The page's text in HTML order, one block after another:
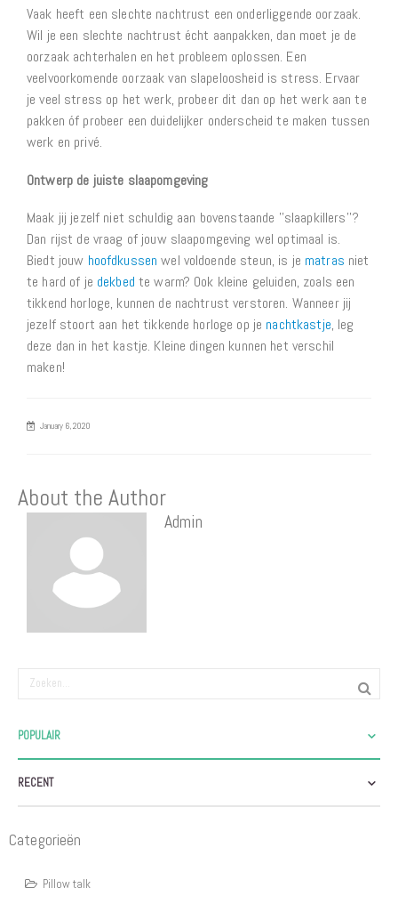
Vaak heeft een slechte nachtrust een onderliggende oorzaak.
Wil je een slechte nachtrust écht aanpakken, dan moet je de
oorzaak achterhalen en het probleem oplossen. Een
veelvoorkomende oorzaak van slapeloosheid is stress. Ervaar
je veel stress op het werk, probeer dit dan op het werk aan te
pakken óf probeer een duidelijker onderscheid te maken tussen
werk en privé.
Ontwerp de juiste slaapomgeving
Maak jij jezelf niet schuldig aan bovenstaande ''slaapkillers''?
Dan rijst de vraag of jouw slaapomgeving wel optimaal is.
Biedt jouw hoofdkussenwel voldoende steun, is je matras niet
te hard of je dekbed te warm? Ook kleine geluiden, zoals een
tikkend horloge, kunnen de nachtrust verstoren. Wanneer jij
jezelf stoort aan het tikkende horloge op je nachtkastje, leg
deze dan in het kastje. Kleine dingen kunnen het verschil
maken!
January 6, 2020
About the Author
Admin
POPULAIR
RECENT
Categorieën
Pillow talk